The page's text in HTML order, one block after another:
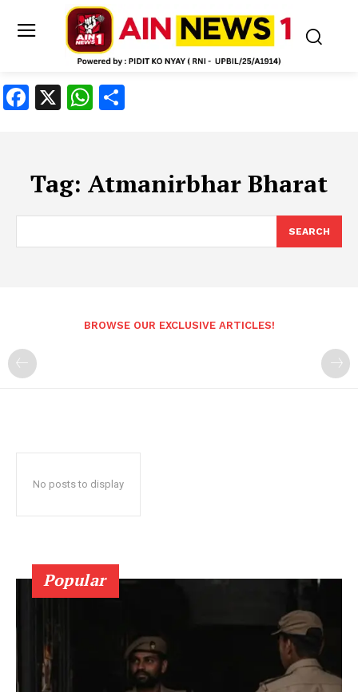
Facebook
X WhatsApp
Tag: Atmanirbhar Bharat
SEARCH
BROWSE OUR EXCLUSIVE ARTICLES!
No posts to display
Popular